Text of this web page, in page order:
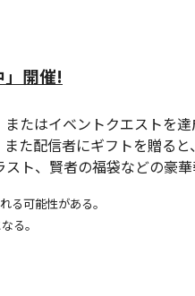
開催!
たはイベントクエストを
た配信者にギフトを贈る
ト、賢者の福袋などの豪華
る可能性がある。
る。